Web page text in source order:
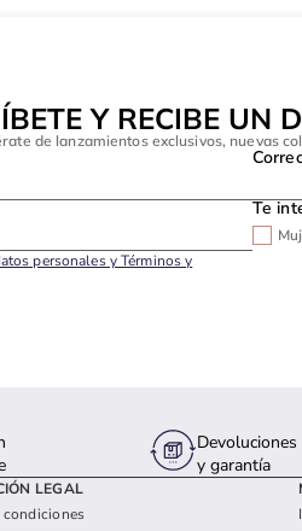
Y RECIBE UN
de lanzamientos exclusivos, nuevas
Te
personales y Términos y
Devoluciones
y garantía
LEGAL
condiciones